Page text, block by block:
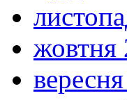
жовтня